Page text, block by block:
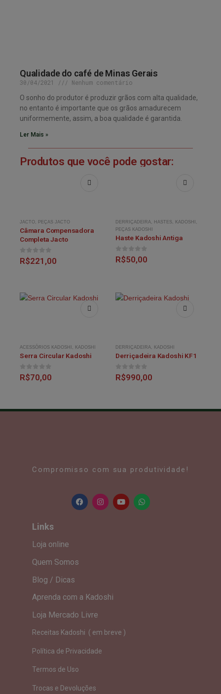
Qualidade do café de Minas Gerais
30/04/2021
Nenhum comentário
O sonho do produtor é produzir grãos com alta qualidade,
no entanto é importante que os grãos amadurecem
uniformemente, assim, a boa qualidade é garantida.
Ler Mais »
Produtos que você pode gostar:
JACTO PEÇAS JACTO
Câmara Compensadora
Completa Jacto
0out of 5
R$221,00
DERRIÇADEIRA HASTES KADOSHI
PEÇAS KADOSHI
Haste Kadoshi Antiga
0out of 5
R$50,00
ACESSÓRIOS KADOSHI , KADOSHI
Serra Circular Kadoshi
0out of 5
R$70,00
DERRIÇADEIRA, KADOSHI
Derriçadeira Kadoshi KF1
0out of 5
R$990,00
Compromisso com sua produtividade!
Links
Loja online
Quem Somos
Blog / Dicas
Aprenda com a Kadoshi
Loja Mercado Livre
Receitas Kadoshi ( em breve )
Política de Privacidade
Termos de Uso
Trocas e Devoluções